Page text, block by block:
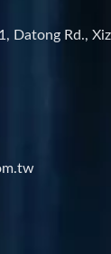
Datong Rd.,